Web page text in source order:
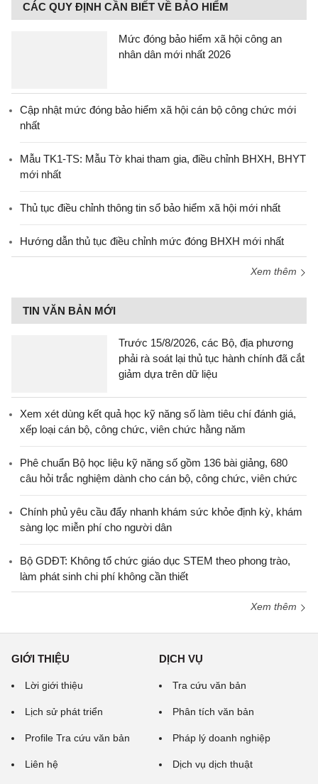
CÁC QUY ĐỊNH CẦN BIẾT VỀ BẢO HIỂM
Mức đóng bảo hiểm xã hội công an
nhân dân mới nhất 2026
Cập nhật mức đóng bảo hiểm xã hội cán bộ công chức mới
nhất
Mẫu TK1-TS: Mẫu Tờ khai tham gia, điều chỉnh BHXH, BHYT
mới nhất
Thủ tục điều chỉnh thông tin sổ bảo hiểm xã hội mới nhất
Hướng dẫn thủ tục điều chỉnh mức đóng BHXH mới nhất
Xem thêm
TIN VĂN BẢN MỚI
Trước 15/8/2026, các Bộ, địa phương
phải rà soát lại thủ tục hành chính đã cắt
giảm dựa trên dữ liệu
Xem xét dùng kết quả học kỹ năng số làm tiêu chí đánh giá,
xếp loại cán bộ, công chức, viên chức hằng năm
Phê chuẩn Bộ học liệu kỹ năng số gồm 136 bài giảng, 680
câu hỏi trắc nghiệm dành cho cán bộ, công chức, viên chức
Chính phủ yêu cầu đẩy nhanh khám sức khỏe định kỳ, khám
sàng lọc miễn phí cho người dân
Bộ GDĐT: Không tổ chức giáo dục STEM theo phong trào,
làm phát sinh chi phí không cần thiết
Xem thêm
GIỚI THIỆU
Lời giới thiệu
Lịch sử phát triển
Profile Tra cứu văn bản
Liên hệ
DỊCH VỤ
Tra cứu văn bản
Phân tích văn bản
Pháp lý doanh nghiệp
Dịch vụ dịch thuật